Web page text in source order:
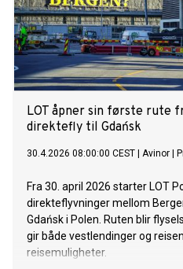
LOT åpner sin første rute
direktefly til Gdańsk
30.4.2026 08:00:00 CEST Avinor
Fra 30. april 2026 starter LOT
direkteflyvninger mellom
Gdańsk i Polen. Ruten blir
gir både vestlendinger og
reisemuligheter.